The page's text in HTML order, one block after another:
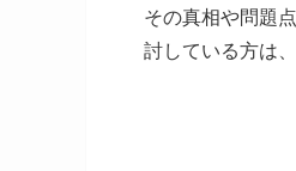
その真相や問題
討している方は